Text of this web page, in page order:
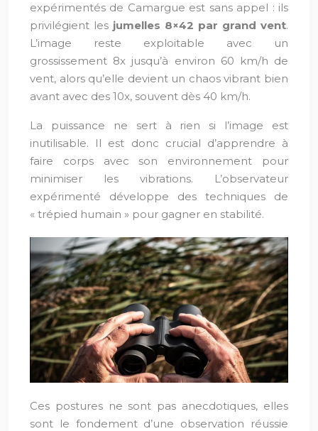
expérimentés de Camargue est sans appel : ils
privilégient les jumelles 8×42 par grand vent.
L’image reste exploitable avec un
grossissement 8x jusqu’à environ 60 km/h de
vent, alors qu’elle devient un chaos vibrant bien
avant avec des 10x, souvent dès 40 km/h.
La puissance ne sert à rien si l’image est
inutilisable. Il est donc crucial d’apprendre à
faire corps avec son environnement pour
minimiser les vibrations. L’observateur
expérimenté développe des techniques de
« trépied humain » pour gagner en stabilité.
Ces postures ne sont pas anecdotiques, elles
sont le fondement d’une observation réussie